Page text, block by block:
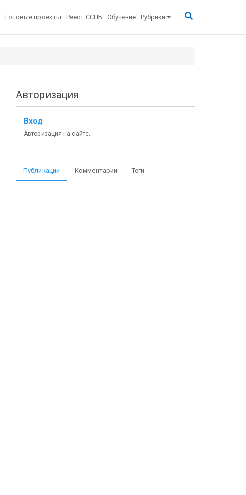
Готовые проекты Реест ССПБ Обучение Рубрики
Авторизация
Вход
Авторизация на сайте.
Публикации Комментарии Теги